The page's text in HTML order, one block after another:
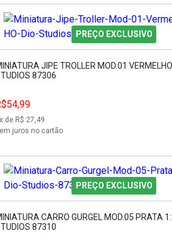
PREÇO EXCLUSIVO
JIPE TROLLER MOD.01
87306
x de R$ 27,49
juros no cartão
PREÇO EXCLUSIVO
CARRO GURGEL MOD.05 PRATA
87310